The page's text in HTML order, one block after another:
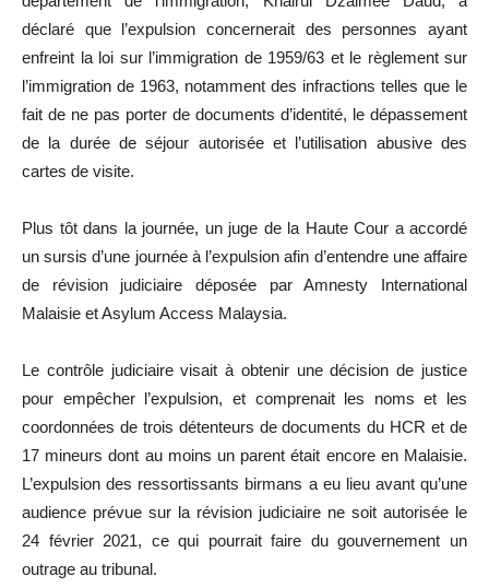
déclaré que l’expulsion concernerait des personnes ayant
enfreint la loi sur l’immigration de 1959/63 et le règlement sur
l’immigration de 1963, notamment des infractions telles que le
fait de ne pas porter de documents d’identité, le dépassement
de la durée de séjour autorisée et l’utilisation abusive des
cartes de visite.
Plus tôt dans la journée, un juge de la Haute Cour a accordé
un sursis d’une journée à l’expulsion afin d’entendre une affaire
de révision judiciaire déposée par Amnesty International
Malaisie et Asylum Access Malaysia.
Le contrôle judiciaire visait à obtenir une décision de justice
pour empêcher l’expulsion, et comprenait les noms et les
coordonnées de trois détenteurs de documents du HCR et de
17 mineurs dont au moins un parent était encore en Malaisie.
L’expulsion des ressortissants birmans a eu lieu avant qu’une
audience prévue sur la révision judiciaire ne soit autorisée le
24 février 2021, ce qui pourrait faire du gouvernement un
outrage au tribunal.